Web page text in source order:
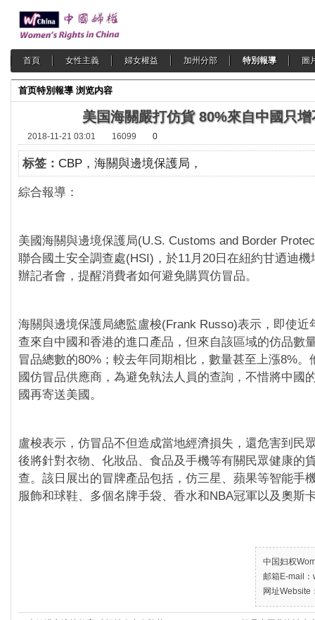
首頁 女性主義 婦女權益 加州分部 特別報導 圖
首页特別報導 浏览内容
美国海關嚴打仿貨 80%來自中國只增
2018-11-21 03:01 16099 0
标签： CBP，海關與邊境保護局，
綜合報導：
美國海關與邊境保護局(U.S. Customs and Border
聯合國土安全調查處(HSI)，於11月20日在紐約甘迺迪
辦記者會，提醒消費者如何避免購買仿冒品。
海關與邊境保護局總監盧梭(Frank Russo)表示，即使近
查來自中國和香港的進口產品，但來自該區域的仿品數
冒品總數的80%；較去年同期相比，數量甚至上漲8%。
國仿冒品供應商，為避免執法人員的查詢，不惜將中國
國再寄送美國。
盧梭表示，仿冒品不但造成當地經濟損失，還危害到民
後將針對衣物、化妝品、食品及手機等有關民眾健康的
查。該日展出的冒牌產品包括，仿三星、蘋果等智能手
服飾和球鞋、多個名牌手袋、香水和NBA冠軍以及奧斯
中国妇权
邮箱E-mail
网址Website